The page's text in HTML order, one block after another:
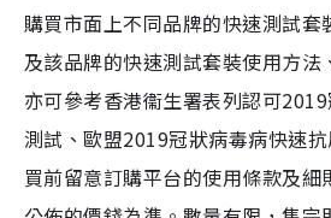
購買市面上不同品牌的快速測試套
及該品牌的快速測試套裝使用方法
亦可參考香港衞生署表列認可
測試、歐盟2019冠狀病毒病快速
買前留意訂購平台的使用條款及細